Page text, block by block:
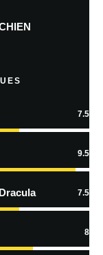
e-mail.
En savoir
7.5
9.5
7.5
8